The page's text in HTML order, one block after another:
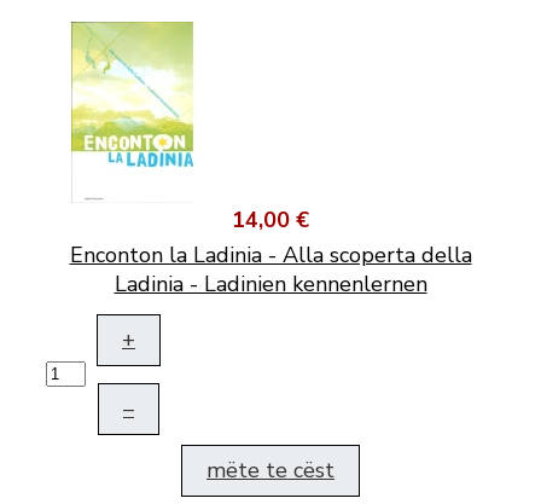
14,00 €
Enconton la Ladinia - Alla scoperta della
Ladinia - Ladinien kennenlernen
+
–
mëte te cëst